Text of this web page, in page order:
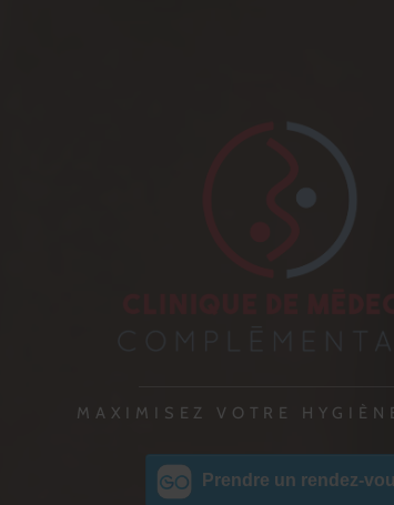
MAXIMISEZ VOTRE